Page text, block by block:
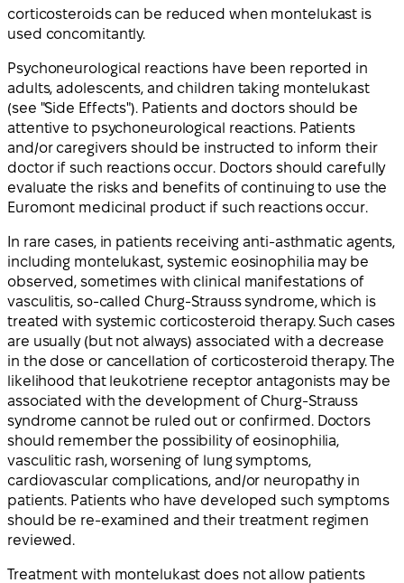
corticosteroids can be reduced when montelukast is
used concomitantly.
Psychoneurological reactions have been reported in
adults, adolescents, and children taking montelukast
(see "Side Effects"). Patients and doctors should be
attentive to psychoneurological reactions. Patients
and/or caregivers should be instructed to inform their
doctor if such reactions occur. Doctors should carefully
evaluate the risks and benefits of continuing to use the
Euromont medicinal product if such reactions occur.
In rare cases, in patients receiving anti-asthmatic agents,
including montelukast, systemic eosinophilia may be
observed, sometimes with clinical manifestations of
vasculitis, so-called Churg-Strauss syndrome, which is
treated with systemic corticosteroid therapy. Such cases
are usually (but not always) associated with a decrease
in the dose or cancellation of corticosteroid therapy. The
likelihood that leukotriene receptor antagonists may be
associated with the development of Churg-Strauss
syndrome cannot be ruled out or confirmed. Doctors
should remember the possibility of eosinophilia,
vasculitic rash, worsening of lung symptoms,
cardiovascular complications, and/or neuropathy in
patients. Patients who have developed such symptoms
should be re-examined and their treatment regimen
reviewed.
Treatment with montelukast does not allow patients